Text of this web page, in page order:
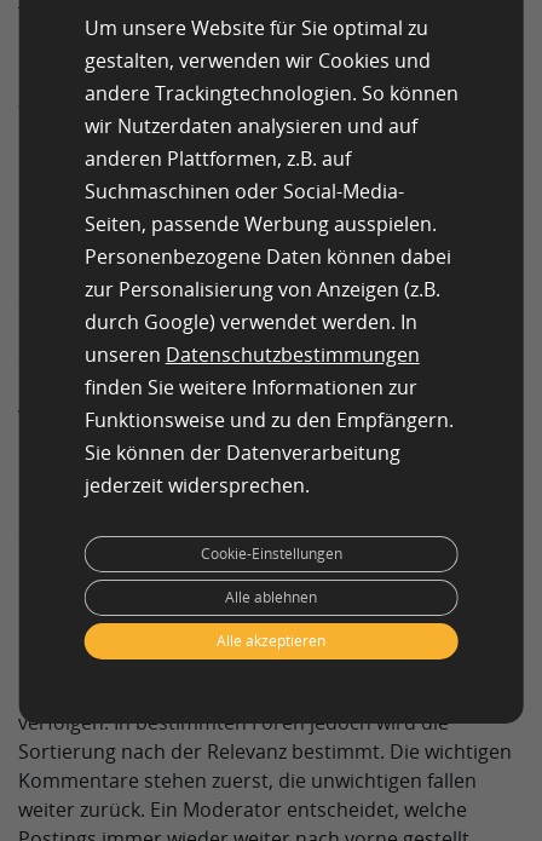
Teilnehmer eines Forums aufgefordert, höflich
miteinander umzugehen. Die Initiatoren des Forums
haben die Möglichkeit, Kommentare zu löschen und
auch Nutzer zu sperren, wenn diese gegen die
Netiquette verstoßen.
Moderierte und nicht moderierte
Foren
Eine Möglichkeit, um unerwünschte Entgleisungen in
den Postings zu verhindern, ist eine Moderation des
Forums. In diesem Fall werden alle Kommentare vor
der Veröffentlichung von einem Moderator überprüft.
Er entscheidet, ob die Meinungsäußerung
veröffentlicht wird. Da diese Form sehr
personalaufwendig ist, sind viele Foren nicht
moderiert. Die Postings der Nutzer erscheinen sofort
im Thread und werden erst nach Beschwerden
eventuell gelöscht.
Sortieren nach Relevanz
In den meisten Internet-Foren finden sich die Postings
in chronologischer Reihenfolge aufgelistet. Die
verfolgen. In bestimmten Foren jedoch wird die
Sortierung nach der Relevanz bestimmt. Die wichtigen
Kommentare stehen zuerst, die unwichtigen fallen
weiter zurück. Ein Moderator entscheidet, welche
Um unsere Website für Sie optimal zu
gestalten, verwenden wir Cookies und
andere Trackingtechnologien. So können
wir Nutzerdaten analysieren und auf
anderen Plattformen, z.B. auf
Suchmaschinen oder Social-Media-
Seiten, passende Werbung ausspielen.
Personenbezogene Daten können dabei
zur Personalisierung von Anzeigen (z.B.
durch Google) verwendet werden. In
unseren Datenschutzbestimmungen
finden Sie weitere Informationen zur
Funktionsweise und zu den Empfängern.
Sie können der Datenverarbeitung
jederzeit widersprechen.
Alle akzeptieren
Alle ablehnen
Cookie-Einstellungen